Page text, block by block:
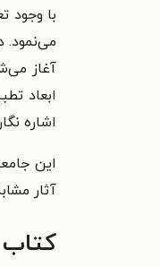
با وجود
می‌نمود.
ابعاد
اشاره
این
آثار